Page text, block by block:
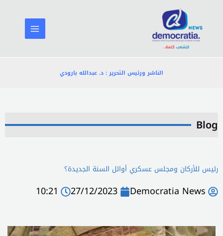
المحتوى
الناشر ورئيس التحرير : د. عبدالله بارودي
Blog
رئيس للأركان ومجلس عسكري أوائل السنة الجديدة؟
Democratia News
27/12/2023
10:21